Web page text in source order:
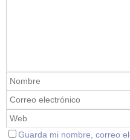
Guarda mi nombre, correo